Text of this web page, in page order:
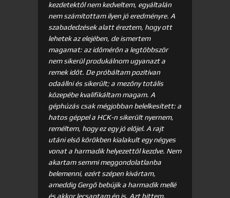
kezdetektől nem kedveltem, egyáltalán
nem számítottam ilyen jó eredményre. A
szabadedzések alatt éreztem, hogy ott
lehetek az elejében, de ismertem
magamat: az időmérőn a legtöbbször
nem sikerül produkálnom ugyanazt a
remek időt. De próbáltam pozitívan
odaállni és sikerült; a mezőny totális
közepébe kvalifikáltam magam. A
géphúzás csak mégjobban belelkesített: a
hatos géppel a HCK-n sikerült nyernem,
reméltem, hogy ez egy jó előjel. A rajt
utáni első körökben kialakult egy négyes
vonat a harmadik helyezettől kezdve. Nem
akartam semmi meggondolatlanba
belemenni, ezért szépen kivártam,
ameddig Gergő bebújik a harmadik mellé
és akkor lecsaptam én is. Azt hittem,